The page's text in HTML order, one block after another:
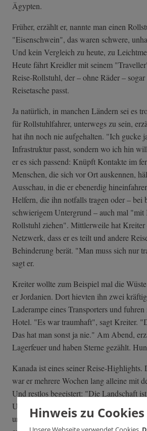
Ägypten.
Früher, erzählt er, nannte man einen
"Eisenschwein", das waren schwere,
Und kein Vergleich zu heute, zu
Heute fährt Kreidler mit seinem
Reise-Rollstuhl, der – ohne Räder –
Reisetasche passt.
Ja natürlich, in manchen Ländern sei es
für Rollstuhlfahrer, unterwegs zu sein,
hat ihn noch nie aufgehalten. "Ich gucke
Infrastruktur passt, sondern wo ich hin
er es sich passend: Knüpft Kontakte im
Menschen, die sich vor Ort auskennen,
Ausschau, in die er ebenerdig
Helfern, die ihn notfalls tragen oder – bei
schwierigem Untergrund – auch mal "mit
Rollstuhl ziehen". Mittlerweile hat Kreiter
Netzwerk, dass er es teilt und andere
Behinderung berät. "Man muss sich nur
sagt er.
Kreiter wollte zum Beispiel mal die Wüste
er Jordanien. Dort hievten ihn zwei
Laderampe eines Transporters und
Hotel. "Es war traumhaft", sagt Kreiter.
Das hat man sonst ja nie." Am Abend,
Lagerfeuer und haben Sterne gezählt.
Kanada ist eines seiner Reise-Highlights.
war er mehrere Wochen lang alleine mit
Und restlos begeistert: "Die Landschaft
Unendlichkeit dort, das Gefühl, so nah
unbeschreiblich. So muss es ausgesehen
Hinweis zu Cookies